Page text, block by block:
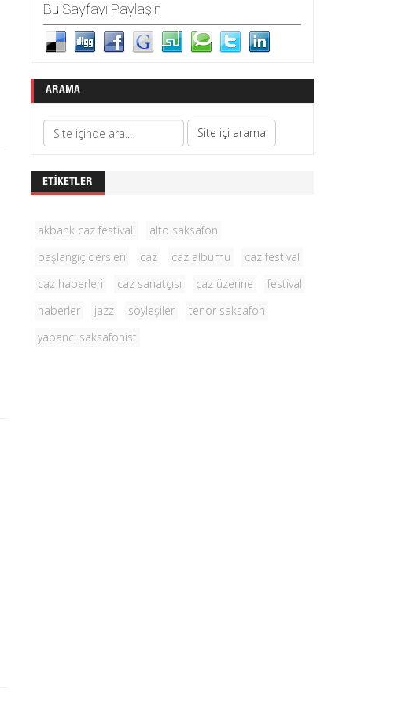
Bu Sayfayı Paylaşın
ARAMA
ETIKETLER
akbank caz festivali
alto saksafon
başlangıç dersleri
caz caz albümü
caz festival
caz haberleri
caz sanatçısı caz üzerine
festival
haberler
jazz söyleşiler
tenor saksafon
yabancı saksafonist